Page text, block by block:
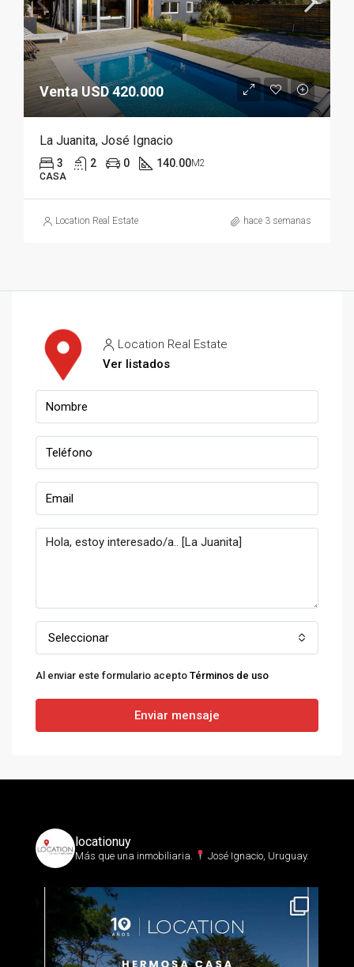
Venta USD 420.000
La Juanita, José Ignacio
3 2 0 140.00M2
CASA
Location Real Estate hace 3 semanas
Location Real Estate
Ver listados
Seleccionar
Al enviar este formulario acepto Términos de uso
Enviar mensaje
locationuy
Más que una inmobiliaria.⁣ José Ignacio, Uruguay.